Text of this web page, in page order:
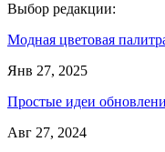
Выбор редакции:
Модная цветовая
Янв 27, 2025
Простые идеи
Авг 27, 2024